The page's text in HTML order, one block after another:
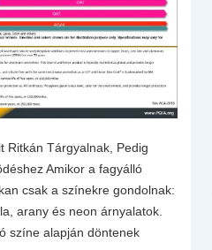
Ritkán Tárgyalnak, Pedig
Amikor a fagyálló
csak a színekre gondolnak:
arany és neon árnyalatok.
színe alapján döntenek